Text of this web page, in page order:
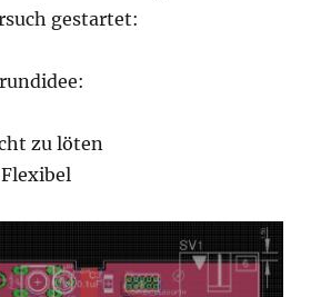
gestartet:
zu löten